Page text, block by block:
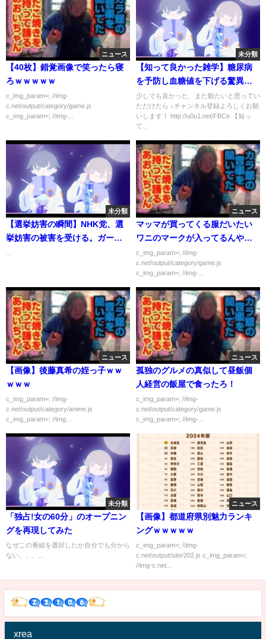
ニュース
【40枚】錯覚画像で笑ったら寝
ろｗｗｗｗｗ
c_img_param=; //img-
c.net/output/category/game.js
c_img_param=; //img-...
未分類
【知って良かった雑学】糖尿病
を予防し血糖値を下げる驚異の
飲み物とは？
少しでも良かった、また観たいと思ってい
ただけたら ↓チャンネル登録よろしくお願
いします！ http://u0u1.net/FBCe 【知っ
て...
未分類
【選挙妨害の瞬間】NHK党、選
挙妨害の被害を受ける。ガーシ
ーシーch #nhk党 #政治
ニュース
マッマが買ってくる服だいたい
ワニのマークが入ってるんやが
30歳で着てたらやばい？
c_img_param=; //img-
c.net/output/category/game.js
c_img_param=; //img-...
ニュース
【画像】後藤真希の姪っ子ｗｗ
ｗｗｗ
c_img_param=; //img-
c.net/output/category/anime.js
c_img_param=; //img...
ニュース
孤独のグルメの真似して昼飯個
人経営の飯屋で食ったろ！
c_img_param=; //img-
c.net/output/category/game.js
c_img_param=; //img-...
未分類
「独占!女の60分」のオープニン
グを再現してみた
なぜこの番組を選択したか自分でも分から
ない、、、...
ニュース
【画像】都道府県別魅力ランキ
ングｗｗｗｗｗ
c_img_param=; //img-
c.net/output/site/202.js c_img_param=;
//img-c.net...
xrea